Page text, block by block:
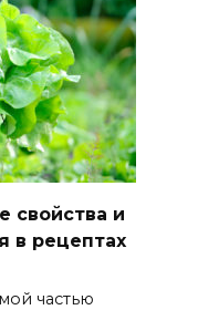
свойства и
в рецептах
частью